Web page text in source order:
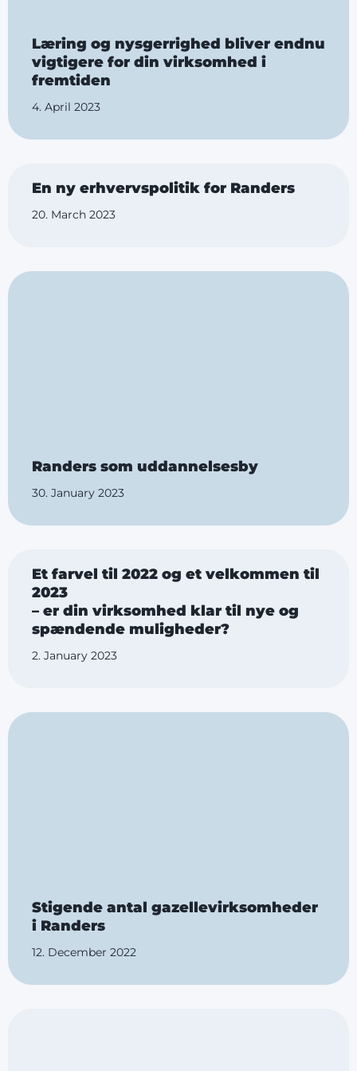
Læring og nysgerrighed bliver endnu
vigtigere for din virksomhed i
fremtiden
4. April 2023
En ny erhvervspolitik for Randers
20. March 2023
Randers som uddannelsesby
30. January 2023
Et farvel til 2022 og et velkommen til
2023
– er din virksomhed klar til nye og
spændende muligheder?
2. January 2023
Stigende antal gazellevirksomheder
i Randers
12. December 2022